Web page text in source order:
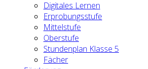
Digitales Lernen
Erprobungsstufe
Mittelstufe
Oberstufe
Stundenplan Klasse 5
Fächer